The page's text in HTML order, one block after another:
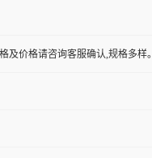
及价格请咨询客服确认,规格多样。